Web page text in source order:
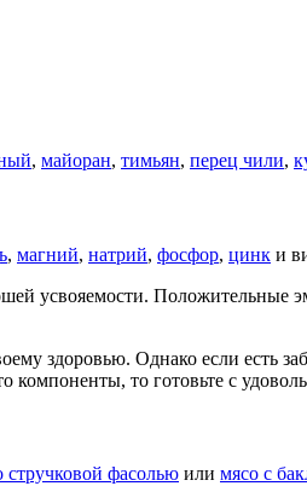
, майоран, тимьян, перец чили,
, магний, натрий, фосфор, цинк и
усвояемости. Положительные
здоровью. Однако если есть
компоненты, то готовьте с
стручковой фасолью или мясо с